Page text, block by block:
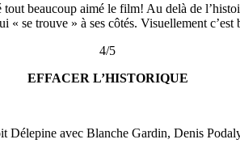
beaucoup aimé le film! Au delà de
se trouve » à ses côtés. Visuellement
4/5
EFFACER L’HISTORIQUE
Délepine avec Blanche Gardin, Denis